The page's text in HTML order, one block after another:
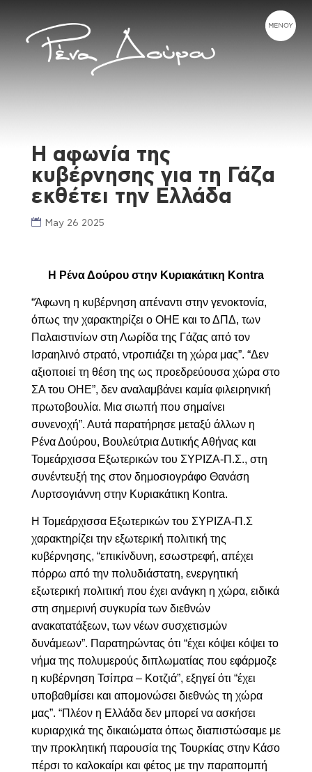
Η αφωνία της
κυβέρνησης για τη Γάζα
εκθέτει την Ελλάδα
May 26 2025
Η Ρένα Δούρου στην Κυριακάτικη Kontra
“Άφωνη η κυβέρνηση απέναντι στην γενοκτονία,
όπως την χαρακτηρίζει ο ΟΗΕ και το ΔΠΔ, των
Παλαιστινίων στη Λωρίδα της Γάζας από τον
Ισραηλινό στρατό, ντροπιάζει τη χώρα μας”. “Δεν
αξιοποιεί τη θέση της ως προεδρεύουσα χώρα στο
ΣΑ του ΟΗΕ”, δεν αναλαμβάνει καμία φιλειρηνική
πρωτοβουλία. Μια σιωπή που σημαίνει
συνενοχή”. Αυτάπαρατήρησε μεταξύ άλλων η
Ρένα Δούρου, Βουλεύτρια Δυτικής Αθήνας και
Τομεάρχισσα Εξωτερικών του ΣΥΡΙΖΑ-Π.Σ., στη
συνέντευξή της στον δημοσιογράφο Θανάση
Λυρτσογιάννη στην Κυριακάτικη Kontra.
Η Τομεάρχισσα Εξωτερικών του ΣΥΡΙΖΑ-Π.Σ
χαρακτηρίζει την εξωτερική πολιτική της
κυβέρνησης, “επικίνδυνη, εσωστρεφή, απέχει
πόρρω από την πολυδιάστατη, ενεργητική
εξωτερική πολιτική που έχει ανάγκη η χώρα, ειδικά
στη σημερινή συγκυρία των διεθνών
ανακατατάξεων, των νέων συσχετισμών
δυνάμεων”. Παρατηρώντας ότι “έχει κόψει κόψει το
νήμα της πολυμερούς διπλωματίας που εφάρμοζε
η κυβέρνηση Τσίπρα – Κοτζιά”, εξηγεί ότι “έχει
υποβαθμίσει και απομονώσει διεθνώς τη χώρα
μας”. “Πλέον η Ελλάδα δεν μπορεί να ασκήσει
κυριαρχικά της δικαιώματα όπως διαπιστώσαμε με
την προκλητική παρουσία της Τουρκίας στην Κάσο
πέρσι το καλοκαίρι και φέτος με την παραπομπή